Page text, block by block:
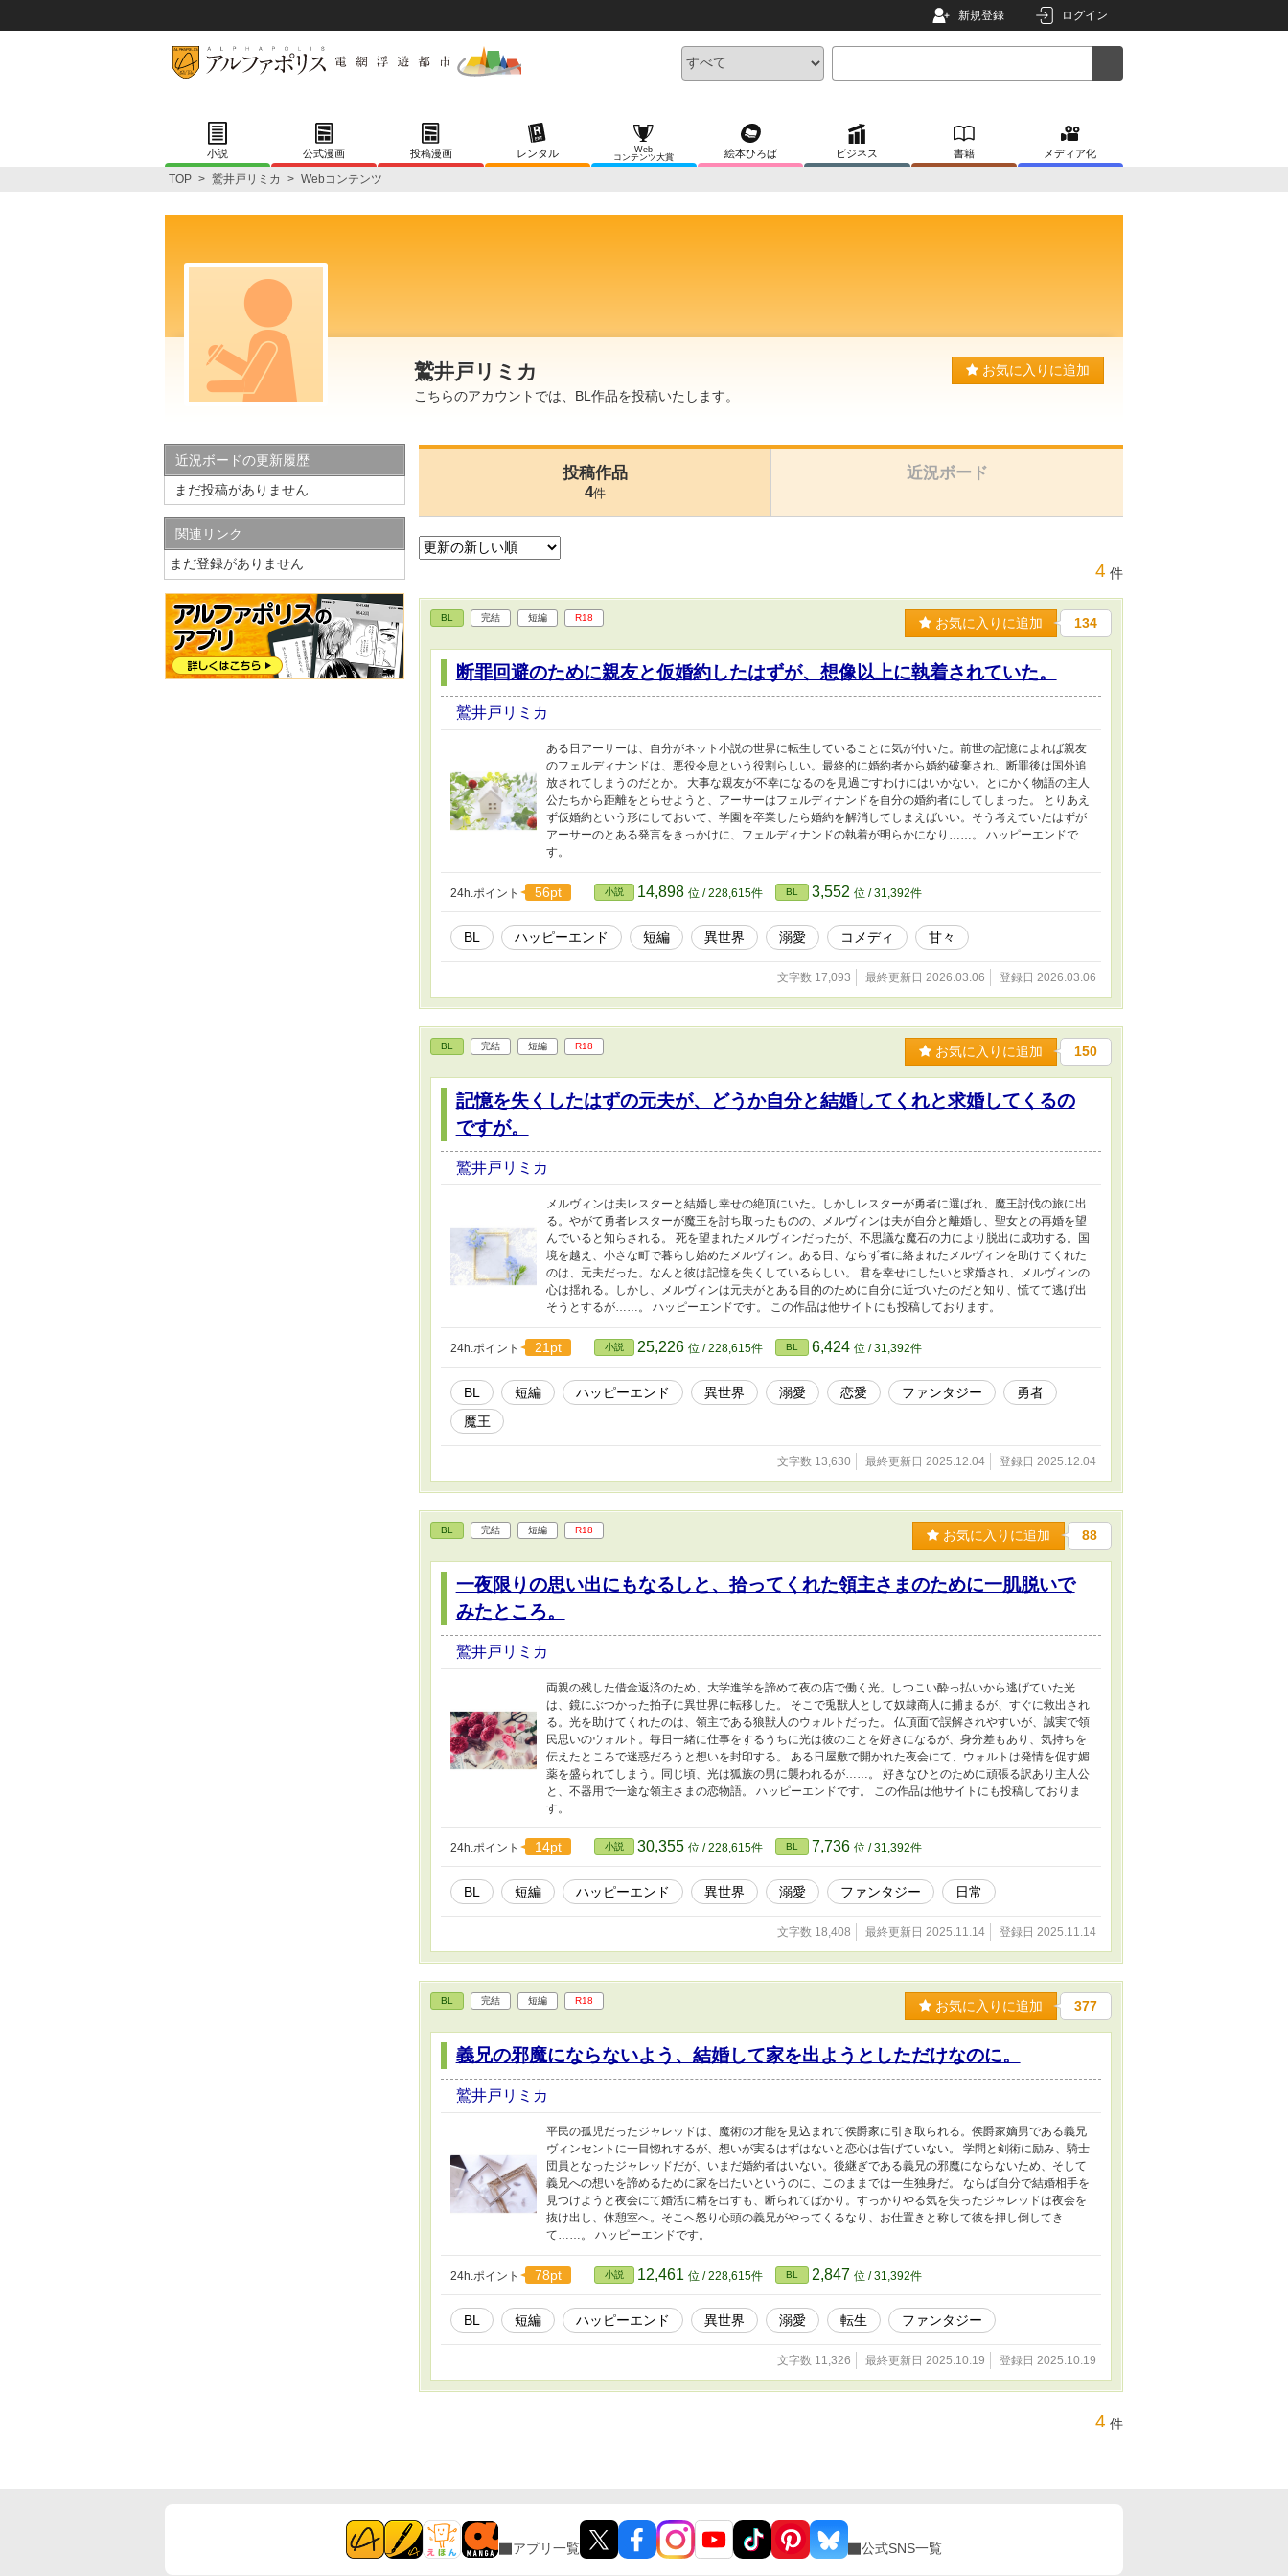
新規登録 ログイン
小説 公式漫画 投稿漫画 レンタル
Web
コンテンツ大賞
絵本ひろば ビジネス 書籍 メディア化
TOP > 鷲井戸リミカ > Webコンテンツ
鷲井戸リミカ
こちらのアカウントでは、BL作品を投稿いたします。
お気に入りに追加
投稿作品
4件
近況ボード
4 件
BL 完結 短編 R18 お気に入りに追加 134
断罪回避のために親友と仮婚約したはずが、想像以上に執着されていた。
鷲井戸リミカ
ある日アーサーは、自分がネット小説の世界に転生していることに気が付いた。前世の記憶によれば親友
のフェルディナンドは、悪役令息という役割らしい。最終的に婚約者から婚約破棄され、断罪後は国外追
放されてしまうのだとか。 大事な親友が不幸になるのを見過ごすわけにはいかない。とにかく物語の主人
公たちから距離をとらせようと、アーサーはフェルディナンドを自分の婚約者にしてしまった。 とりあえ
ず仮婚約という形にしておいて、学園を卒業したら婚約を解消してしまえばいい。そう考えていたはずが
アーサーのとある発言をきっかけに、フェルディナンドの執着が明らかになり……。 ハッピーエンドで
す。
24h.ポイント 56pt 小説 14,898 位 / 228,615件 BL 3,552 位 / 31,392件
BL ハッピーエンド 短編 異世界 溺愛 コメディ 甘々
文字数 17,093 最終更新日 2026.03.06 登録日 2026.03.06
BL 完結 短編 R18 お気に入りに追加 150
記憶を失くしたはずの元夫が、どうか自分と結婚してくれと求婚してくるの
ですが。
鷲井戸リミカ
メルヴィンは夫レスターと結婚し幸せの絶頂にいた。しかしレスターが勇者に選ばれ、魔王討伐の旅に出
る。やがて勇者レスターが魔王を討ち取ったものの、メルヴィンは夫が自分と離婚し、聖女との再婚を望
んでいると知らされる。 死を望まれたメルヴィンだったが、不思議な魔石の力により脱出に成功する。国
境を越え、小さな町で暮らし始めたメルヴィン。ある日、ならず者に絡まれたメルヴィンを助けてくれた
のは、元夫だった。なんと彼は記憶を失くしているらしい。 君を幸せにしたいと求婚され、メルヴィンの
心は揺れる。しかし、メルヴィンは元夫がとある目的のために自分に近づいたのだと知り、慌てて逃げ出
そうとするが……。 ハッピーエンドです。 この作品は他サイトにも投稿しております。
24h.ポイント 21pt 小説 25,226 位 / 228,615件 BL 6,424 位 / 31,392件
BL 短編 ハッピーエンド 異世界 溺愛 恋愛 ファンタジー
勇者
魔王
文字数 13,630 最終更新日 2025.12.04 登録日 2025.12.04
BL 完結 短編 R18 お気に入りに追加 88
一夜限りの思い出にもなるしと、拾ってくれた領主さまのために一肌脱いで
みたところ。
鷲井戸リミカ
両親の残した借金返済のため、大学進学を諦めて夜の店で働く光。しつこい酔っ払いから逃げていた光
は、鏡にぶつかった拍子に異世界に転移した。 そこで兎獣人として奴隷商人に捕まるが、すぐに救出され
る。光を助けてくれたのは、領主である狼獣人のウォルトだった。 仏頂面で誤解されやすいが、誠実で領
民思いのウォルト。毎日一緒に仕事をするうちに光は彼のことを好きになるが、身分差もあり、気持ちを
伝えたところで迷惑だろうと想いを封印する。 ある日屋敷で開かれた夜会にて、ウォルトは発情を促す媚
薬を盛られてしまう。同じ頃、光は狐族の男に襲われるが……。 好きなひとのために頑張る訳あり主人公
と、不器用で一途な領主さまの恋物語。 ハッピーエンドです。 この作品は他サイトにも投稿しておりま
す。
24h.ポイント 14pt 小説 30,355 位 / 228,615件 BL 7,736 位 / 31,392件
BL 短編 ハッピーエンド 異世界 溺愛 ファンタジー 日常
文字数 18,408 最終更新日 2025.11.14 登録日 2025.11.14
BL 完結 短編 R18 お気に入りに追加 377
義兄の邪魔にならないよう、結婚して家を出ようとしただけなのに。
鷲井戸リミカ
平民の孤児だったジャレッドは、魔術の才能を見込まれて侯爵家に引き取られる。侯爵家嫡男である義兄
ヴィンセントに一目惚れするが、想いが実るはずはないと恋心は告げていない。 学問と剣術に励み、騎士
団員となったジャレッドだが、いまだ婚約者はいない。後継ぎである義兄の邪魔にならないため、そして
義兄への想いを諦めるために家を出たいというのに、このままでは一生独身だ。 ならば自分で結婚相手を
見つけようと夜会にて婚活に精を出すも、断られてばかり。すっかりやる気を失ったジャレッドは夜会を
抜け出し、休憩室へ。そこへ怒り心頭の義兄がやってくるなり、お仕置きと称して彼を押し倒してき
て……。 ハッピーエンドです。
24h.ポイント 78pt 小説 12,461 位 / 228,615件 BL 2,847 位 / 31,392件
BL 短編 ハッピーエンド 異世界 溺愛 転生 ファンタジー
文字数 11,326 最終更新日 2025.10.19 登録日 2025.10.19
4 件
近況ボードの更新履歴
まだ投稿がありません
関連リンク
まだ登録がありません
アプリ一覧 公式SNS一覧